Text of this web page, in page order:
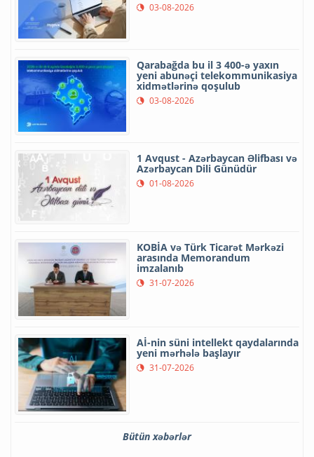
03-08-2026
Qarabağda bu il 3 400-ə yaxın
yeni abunəçi telekommunikasiya
xidmətlərinə qoşulub
03-08-2026
1 Avqust - Azərbaycan Əlifbası və
Azərbaycan Dili Günüdür
01-08-2026
KOBİA və Türk Ticarət Mərkəzi
arasında Memorandum
imzalanıb
31-07-2026
Aİ-nin süni intellekt qaydalarında
yeni mərhələ başlayır
31-07-2026
Bütün xəbərlər